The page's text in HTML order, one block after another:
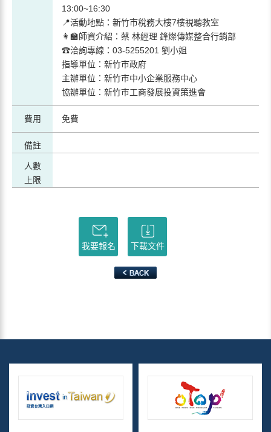
13:00~16:30
📍活動地點：新竹市稅務大樓7樓視聽教室
👩‍🏫師資介紹：蔡 林經理 鋒燦傳媒整合行銷部
☎洽詢專線：03-5255201 劉小姐
指導單位：新竹市政府
主辦單位：新竹市中小企業服務中心
協辦單位：新竹市工商發展投資策進會
費用 免費
備註
人數
上限
我要報名 下載文件